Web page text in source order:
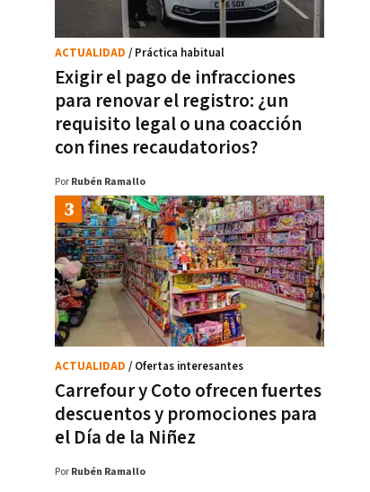
Exigir el pago de infracciones
para renovar el registro: ¿un
requisito legal o una coacción
con fines recaudatorios?
ACTUALIDAD / Práctica habitual
Por Rubén Ramallo
Carrefour y Coto ofrecen fuertes
descuentos y promociones para
el Día de la Niñez
ACTUALIDAD / Ofertas interesantes
Por Rubén Ramallo